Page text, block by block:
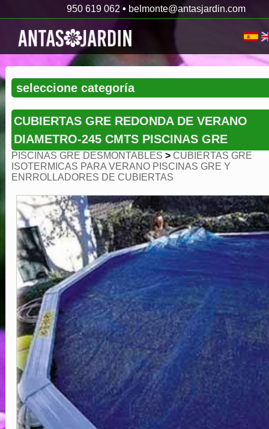
950 619 062 • belmonte@antasjardin.com
CUBIERTAS GRE REDONDA DE VERANO
DIAMETRO-245 CMTS PISCINAS GRE
PISCINAS GRE DESMONTABLES > CUBIERTAS GRE
ISOTERMICAS PARA VERANO PISCINAS GRE Y
ENRROLLADORES DE CUBIERTAS